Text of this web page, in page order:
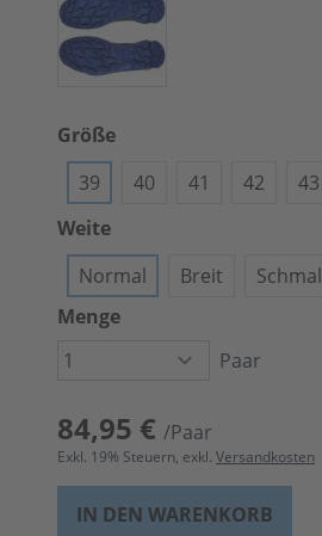
Größe
39
40 41 42 43
Weite
Normal
Breit
Schmal
Menge
Paar
84,95 € /Paar
Exkl. 19% Steuern, exkl. Versandkosten
IN DEN WARENKORB